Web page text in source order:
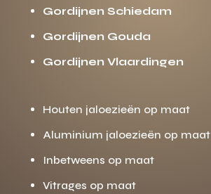
Gordijnen Schiedam
Gordijnen Gouda
Gordijnen Vlaardingen
Houten jaloezieën op maat
Aluminium jaloezieën op maat
Inbetweens op maat
Vitrages op maat